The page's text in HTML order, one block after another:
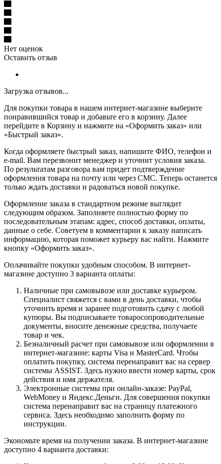
Нет оценок
Оставить отзыв
Загрузка отзывов...
Для покупки товара в нашем интернет-магазине выберите
понравившийся товар и добавьте его в корзину. Далее
перейдите в Корзину и нажмите на «Оформить заказ» или
«Быстрый заказ».
Когда оформляете быстрый заказ, напишите ФИО, телефон и
e-mail. Вам перезвонит менеджер и уточнит условия заказа.
По результатам разговора вам придет подтверждение
оформления товара на почту или через СМС. Теперь останется
только ждать доставки и радоваться новой покупке.
Оформление заказа в стандартном режиме выглядит
следующим образом. Заполняете полностью форму по
последовательным этапам: адрес, способ доставки, оплаты,
данные о себе. Советуем в комментарии к заказу написать
информацию, которая поможет курьеру вас найти. Нажмите
кнопку «Оформить заказ».
Оплачивайте покупки удобным способом. В интернет-
магазине доступно 3 варианта оплаты:
Наличные при самовывозе или доставке курьером.
Специалист свяжется с вами в день доставки, чтобы
уточнить время и заранее подготовить сдачу с любой
купюры. Вы подписываете товаросопроводительные
документы, вносите денежные средства, получаете
товар и чек.
Безналичный расчет при самовывозе или оформлении в
интернет-магазине: карты Visa и MasterCard. Чтобы
оплатить покупку, система перенаправит вас на сервер
системы ASSIST. Здесь нужно ввести номер карты, срок
действия и имя держателя.
Электронные системы при онлайн-заказе: PayPal,
WebMoney и Яндекс.Деньги. Для совершения покупки
система перенаправит вас на страницу платежного
сервиса. Здесь необходимо заполнить форму по
инструкции.
Экономьте время на получении заказа. В интернет-магазине
доступно 4 варианта доставки: